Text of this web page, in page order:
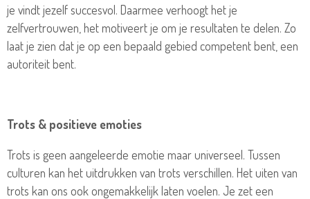
je vindt jezelf succesvol. Daarmee verhoogt het je
zelfvertrouwen, het motiveert je om je resultaten te delen. Zo
laat je zien dat je op een bepaald gebied competent bent, een
autoriteit bent.
Trots & positieve emoties
Trots is geen aangeleerde emotie maar universeel. Tussen
culturen kan het uitdrukken van trots verschillen. Het uiten van
trots kan ons ook ongemakkelijk laten voelen. Je zet een